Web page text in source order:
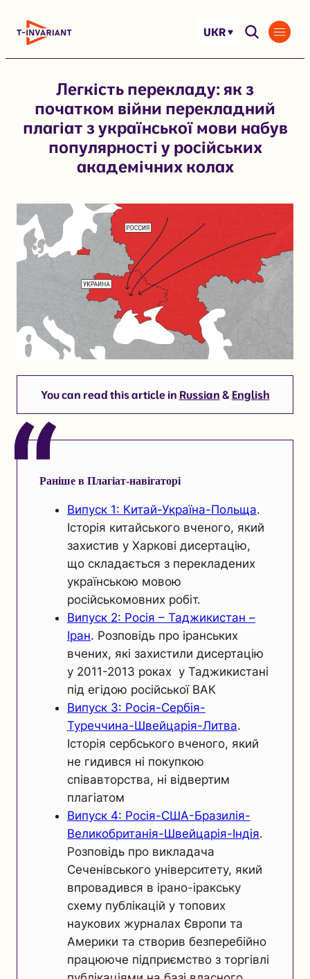
до
UKR
Легкість перекладу: як з
початком війни перекладний
плагіат з української мови набув
популярності у російських
академічних колах
You can read this article in Russian & English
Раніше в Плагіат-навігаторі
Випуск 1: Китай-Україна-Польща.
Історія китайського вченого, який
захистив у Харкові дисертацію,
що складається з перекладених
українською мовою
російськомовних робіт.
Випуск 2: Росія – Таджикистан –
Іран. Розповідь про іранських
вчених, які захистили дисертацію
у 2011-2013 роках у Таджикистані
під егідою російської ВАК
Випуск 3: Росія-Сербія-
Туреччина-Швейцарія-Литва.
Історія сербського вченого, який
не гидився ні покупкою
співавторства, ні відвертим
плагіатом
Випуск 4: Росія-США-Бразилія-
Великобританія-Швейцарія-Індія.
Розповідь про викладача
Сеченівського університету, який
впровадився в ірано-іракську
схему публікацій у топових
наукових журналах Європи та
Америки та створив безперебійно
працююче підприємство з торгівлі